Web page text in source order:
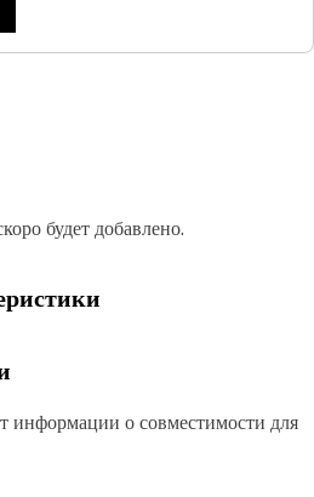
будет добавлено.
информации о совместимости для